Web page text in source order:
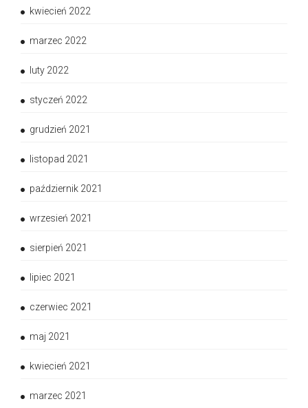
kwiecień 2022
marzec 2022
luty 2022
styczeń 2022
grudzień 2021
listopad 2021
październik 2021
wrzesień 2021
sierpień 2021
lipiec 2021
czerwiec 2021
maj 2021
kwiecień 2021
marzec 2021